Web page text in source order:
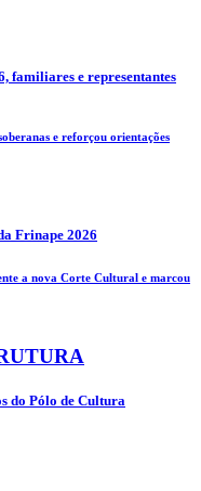
familiares e representantes
e reforçou orientações
Frinape 2026
a nova Corte Cultural e marcou
do Pólo de Cultura